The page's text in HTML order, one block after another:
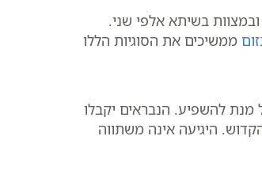
בשיתא אלפי שני.
ממשיכים את הסוגיות הללו
להשפיע. הנבראים יקבלו
היגיעה אינה משתווה